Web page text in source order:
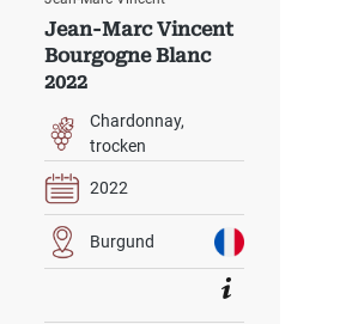
Jean-Marc Vincent
Bourgogne Blanc
2022
Chardonnay
trocken
2022
Burgund